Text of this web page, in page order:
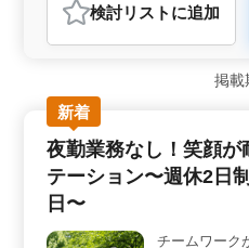
おすすめポイント
＜魅力ポイント＞ 自分らし
トを提供する特養施設での
年間休日111日といった働き
また、60代シニアが活躍す
を歓迎しています。 ＜業
クや家族へのサポート、カテ
医療業務を担当します。高齢
う、総合的なケアを提供しま
身の専門知識を活かし、より
す。 ＜希望条件＞ 経験豊
検討リスト に追加
掲
新着
夜勤業務なし！笑顔が
テーション〜週休2日
日〜
チームワーク